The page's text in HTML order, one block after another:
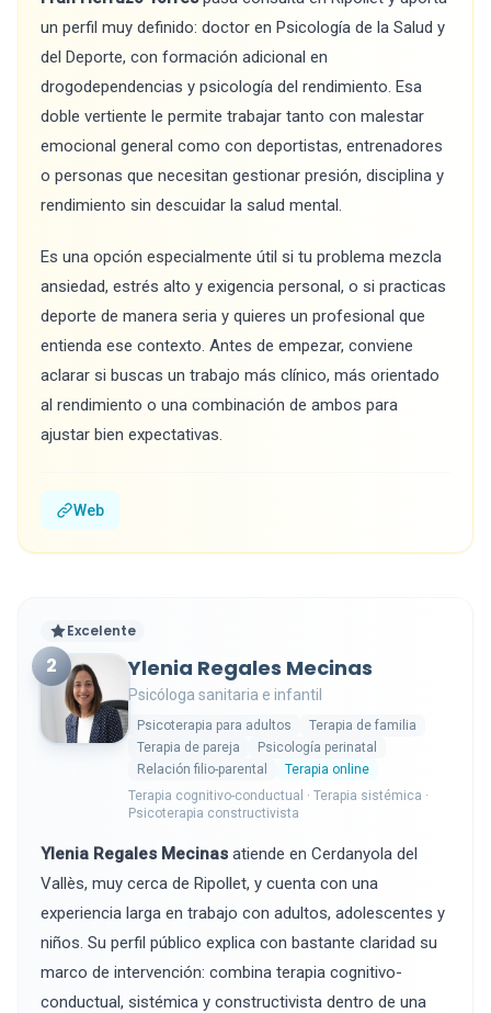
un perfil muy definido: doctor en Psicología de la Salud y
del Deporte, con formación adicional en
drogodependencias y psicología del rendimiento. Esa
doble vertiente le permite trabajar tanto con malestar
emocional general como con deportistas, entrenadores
o personas que necesitan gestionar presión, disciplina y
rendimiento sin descuidar la salud mental.
Es una opción especialmente útil si tu problema mezcla
ansiedad, estrés alto y exigencia personal, o si practicas
deporte de manera seria y quieres un profesional que
entienda ese contexto. Antes de empezar, conviene
aclarar si buscas un trabajo más clínico, más orientado
al rendimiento o una combinación de ambos para
ajustar bien expectativas.
Web
Excelente
2 Ylenia Regales Mecinas
Psicóloga sanitaria e infantil
Psicoterapia para adultos
Terapia de familia
Terapia de pareja
Psicología perinatal
Relación filio-parental
Terapia online
Terapia cognitivo-conductual · Terapia sistémica ·
Psicoterapia constructivista
Ylenia Regales Mecinas atiende en Cerdanyola del
Vallès, muy cerca de Ripollet, y cuenta con una
experiencia larga en trabajo con adultos, adolescentes y
niños. Su perfil público explica con bastante claridad su
marco de intervención: combina terapia cognitivo-
conductual, sistémica y constructivista dentro de una